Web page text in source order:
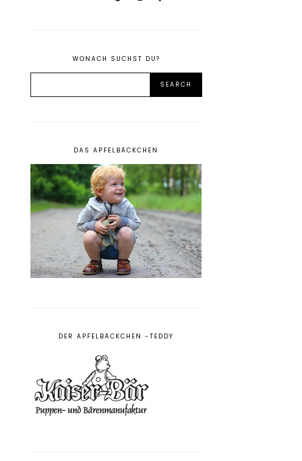
WONACH SUCHST DU?
DAS APFELBÄCKCHEN
DER APFELBÄCKCHEN -TEDDY